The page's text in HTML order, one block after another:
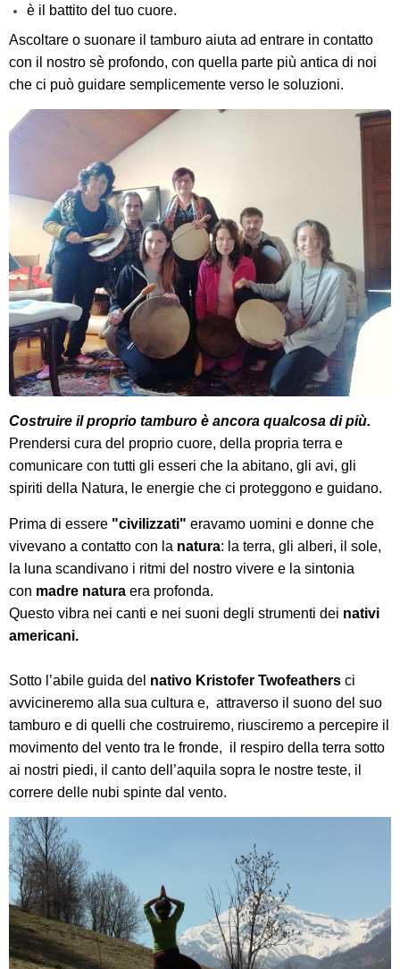
è il battito del tuo cuore.
Ascoltare o suonare il tamburo aiuta ad entrare in contatto
con il nostro sè profondo, con quella parte più antica di noi
che ci può guidare semplicemente verso le soluzioni.
Costruire il proprio tamburo è ancora qualcosa di più.
Prendersi cura del proprio cuore, della propria terra e
comunicare con tutti gli esseri che la abitano, gli avi, gli
spiriti della Natura, le energie che ci proteggono e guidano.
Prima di essere "civilizzati" eravamo uomini e donne che
vivevano a contatto con la natura: la terra, gli alberi, il sole,
la luna scandivano i ritmi del nostro vivere e la sintonia
con madre natura era profonda.
Questo vibra nei canti e nei suoni degli strumenti dei nativi
americani.
Sotto l’abile guida del nativo Kristofer Twofeathers ci
avvicineremo alla sua cultura e, attraverso il suono del suo
tamburo e di quelli che costruiremo, riusciremo a percepire il
movimento del vento tra le fronde, il respiro della terra sotto
ai nostri piedi, il canto dell’aquila sopra le nostre teste, il
correre delle nubi spinte dal vento.